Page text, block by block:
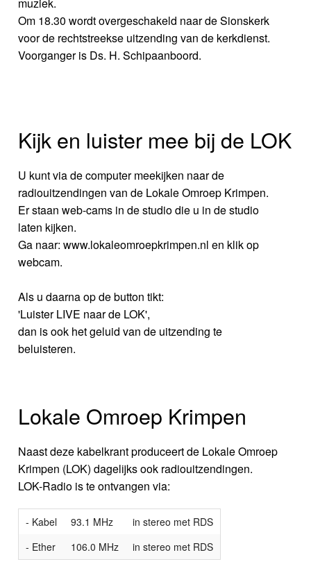
Om 18.30 wordt overgeschakeld naar de Sionskerk
voor de rechtstreekse uitzending van de kerkdienst.
Voorganger is Ds. H. Schipaanboord.
Kijk en luister mee bij de LOK
U kunt via de computer meekijken naar de
radiouitzendingen van de Lokale Omroep Krimpen.
Er staan web-cams in de studio die u in de studio
laten kijken.
Ga naar: www.lokaleomroepkrimpen.nl en klik op
webcam.
Als u daarna op de button tikt:
'Luister LIVE naar de LOK',
dan is ook het geluid van de uitzending te
beluisteren.
Lokale Omroep Krimpen
Naast deze kabelkrant produceert de Lokale Omroep
Krimpen (LOK) dagelijks ook radiouitzendingen.
LOK-Radio is te ontvangen via:
- Kabel 93.1 MHz
in stereo met RDS
- Ether
106.0 MHz in stereo met RDS